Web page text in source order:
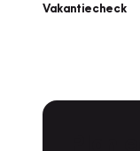
Vakantiecheck